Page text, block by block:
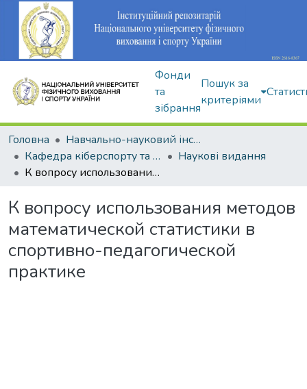
Фонди
та
зібрання
Пошук за
критеріями
Головна
Навчально-науковий інститут здоров'я, реабілітації та фізичного виховання
Кафедра кіберспорту та інформаційних технологій
Наукові видання
К вопросу использования методов математической статистики в спортивно-педагогической практике
К вопросу использования методов
математической статистики в
спортивно-педагогической
практике